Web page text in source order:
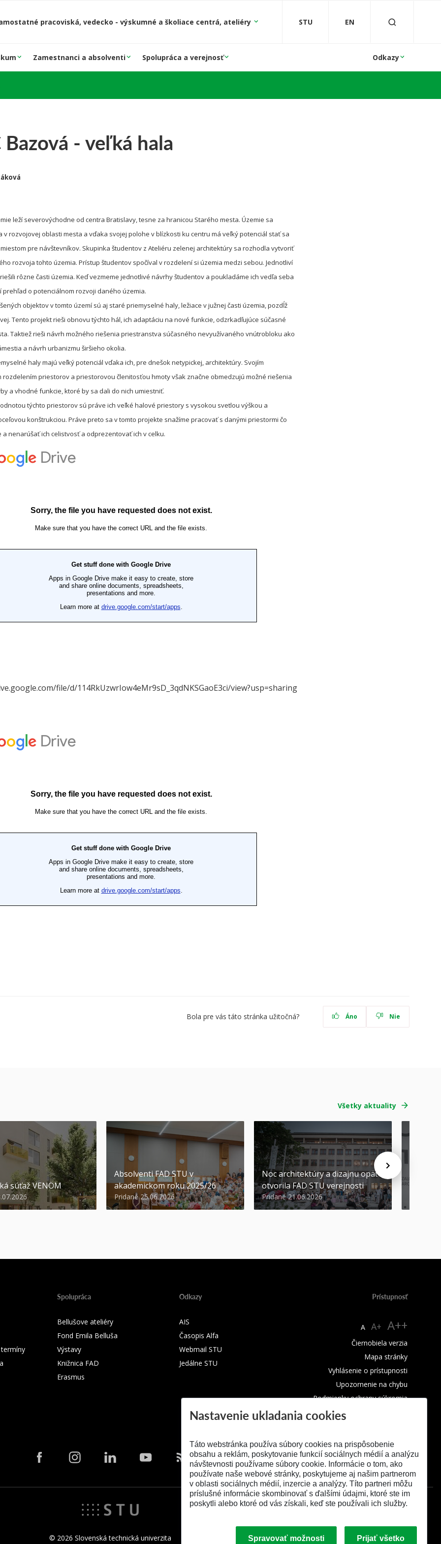
pracoviská, vedecko - výskumné a školiace centrá, ateliéry STU EN
Zamestnanci a absolventi Spolupráca a verejnosť Odkazy
- veľká hala
leží severovýchodne od centra Bratislavy, tesne za hranicou Starého mesta. Územie sa
v rozvojovej oblasti mesta a vďaka svojej polohe v blízkosti ku centru má veľký potenciál stať sa
pre návštevníkov. Skupinka študentov z Ateliéru zelenej architektúry sa rozhodla vytvoriť
rozvoja tohto územia. Prístup študentov spočíval v rozdelení si územia medzi sebou. Jednotliví
rôzne časti územia. Keď vezmeme jednotlivé návrhy študentov a poukladáme ich vedľa seba
prehľad o potenciálnom rozvoji daného územia.
objektov v tomto území sú aj staré priemyselné haly, ležiace v južnej časti územia, pozdĺž
Tento projekt rieši obnovu týchto hál, ich adaptáciu na nové funkcie, odzrkadľujúce súčasné
Taktiež rieši návrh možného riešenia priestranstva súčasného nevyužívaného vnútrobloku ako
a návrh urbanizmu širšieho okolia.
haly majú veľký potenciál vďaka ich, pre dnešok netypickej, architektúry. Svojím
rozdelením priestorov a priestorovou členitosťou hmoty však značne obmedzujú možné riešenia
a vhodné funkcie, ktoré by sa dali do nich umiestniť.
týchto priestorov sú práve ich veľké halové priestory s vysokou svetlou výškou a
konštrukciou. Práve preto sa v tomto projekte snažíme pracovať s danými priestormi čo
a nenarúšať ich celistvosť a odprezentovať ich v celku.
file/d/114RkUzwrIow4eMr9sD_3qdNKSGaoE3ci/view?usp=sharing
Bola pre vás táto stránka užitočná? Áno Nie
Všetky aktuality
súťaž VENOM
Absolventi FAD STU v
akademickom roku 2025/26
Pridané 25.06.2026
Noc architektúry a dizajnu opäť
otvorila FAD STU verejnosti
Pridané 21.06.2026
Spolupráca
Bellušove ateliéry
Fond Emila Belluša
Výstavy
Knižnica FAD
Erasmus
Odkazy
AIS
Časopis Alfa
Webmail STU
Jedálne STU
Prístupnosť
A A+ A++
Čiernobiela verzia
Mapa stránky
Vyhlásenie o prístupnosti
Upozornenie na chybu
Podmienky ochrany súkromia
© 2026 Slovenská technická univerzita
Nastavenie ukladania cookies
Táto webstránka používa súbory cookies na prispôsobenie
obsahu a reklám, poskytovanie funkcií sociálnych médií a analýzu
návštevnosti používame súbory cookie. Informácie o tom, ako
používate naše webové stránky, poskytujeme aj našim partnerom
v oblasti sociálnych médií, inzercie a analýzy. Títo partneri môžu
príslušné informácie skombinovať s ďalšími údajmi, ktoré ste im
poskytli alebo ktoré od vás získali, keď ste používali ich služby.
Spravovať možnosti Prijať všetko